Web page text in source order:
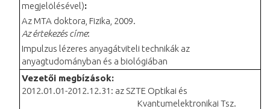
megjelölésével):
Az MTA doktora, Fizika, 2009.
Az értekezés címe:
Impulzus lézeres anyagátviteli technikák az
anyagtudományban és a biológiában
Vezetői megbízások:
2012.01.01-2012.12.31: az SZTE Optikai és
Kvantumelektronikai Tsz.